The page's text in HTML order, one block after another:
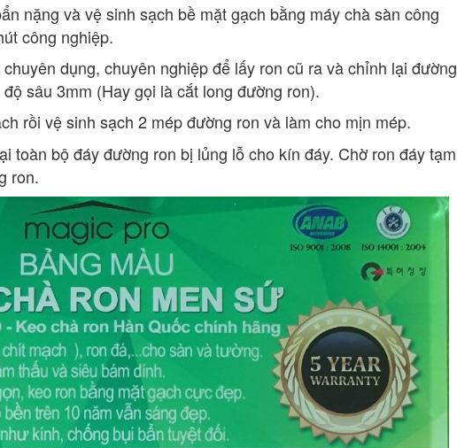
nặng và vệ sinh sạch bề mặt gạch bằng máy chà sàn công
công nghiệp.
dụng, chuyên nghiệp để lấy ron cũ ra và chỉnh lại đường
sâu 3mm (Hay gọi là cắt long đường ron).
rồi vệ sinh sạch 2 mép đường ron và làm cho mịn mép.
toàn bộ đáy đường ron bị lủng lỗ cho kín đáy. Chờ ron đáy tạm
ron.